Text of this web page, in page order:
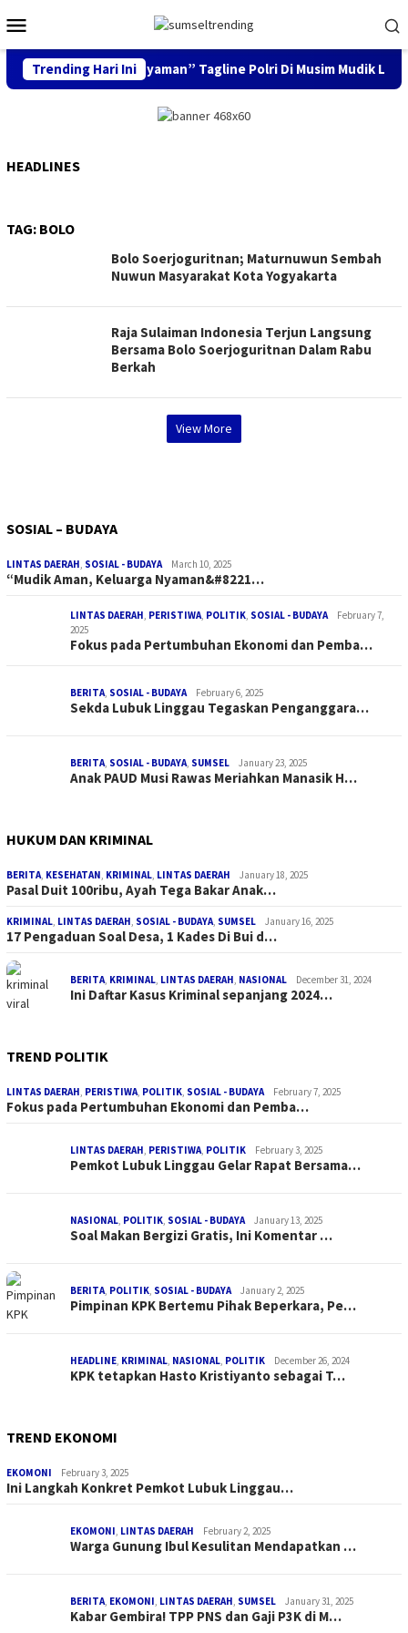
to
contentMenu
Trending Hari Ini
Aman, Keluarga Nyaman” Tagline Polri Di Musim Mudik
HEADLINES
TAG: BOLO
Bolo Soerjoguritnan; Maturnuwun Sembah
Nuwun Masyarakat Kota Yogyakarta
Raja Sulaiman Indonesia Terjun Langsung
Bersama Bolo Soerjoguritnan Dalam Rabu
Berkah
View More
SOSIAL – BUDAYA
LINTAS DAERAH, SOSIAL - BUDAYA March 10, 2025
“Mudik Aman, Keluarga Nyaman&#8221…
LINTAS DAERAH, PERISTIWA, POLITIK, SOSIAL - BUDAYA
February 7,
2025
Fokus pada Pertumbuhan Ekonomi dan Pemba…
BERITA, SOSIAL - BUDAYA February 6, 2025
Sekda Lubuk Linggau Tegaskan Penganggara…
BERITA, SOSIAL - BUDAYA, SUMSEL January 23, 2025
Anak PAUD Musi Rawas Meriahkan Manasik H…
HUKUM DAN KRIMINAL
BERITA, KESEHATAN, KRIMINAL, LINTAS DAERAH January 18, 2025
Pasal Duit 100ribu, Ayah Tega Bakar Anak…
KRIMINAL, LINTAS DAERAH, SOSIAL - BUDAYA, SUMSEL January 16, 2025
17 Pengaduan Soal Desa, 1 Kades Di Bui d…
BERITA, KRIMINAL, LINTAS DAERAH, NASIONAL December 31, 2024
Ini Daftar Kasus Kriminal sepanjang 2024…
TREND POLITIK
LINTAS DAERAH, PERISTIWA, POLITIK, SOSIAL - BUDAYA February 7, 2025
Fokus pada Pertumbuhan Ekonomi dan Pemba…
LINTAS DAERAH, PERISTIWA, POLITIK February 3, 2025
Pemkot Lubuk Linggau Gelar Rapat Bersama…
NASIONAL, POLITIK, SOSIAL - BUDAYA January 13, 2025
Soal Makan Bergizi Gratis, Ini Komentar …
BERITA, POLITIK, SOSIAL - BUDAYA January 2, 2025
Pimpinan KPK Bertemu Pihak Beperkara, Pe…
HEADLINE, KRIMINAL, NASIONAL, POLITIK December 26, 2024
KPK tetapkan Hasto Kristiyanto sebagai T…
TREND EKONOMI
EKOMONI February 3, 2025
Ini Langkah Konkret Pemkot Lubuk Linggau…
EKOMONI, LINTAS DAERAH February 2, 2025
Warga Gunung Ibul Kesulitan Mendapatkan …
BERITA, EKOMONI, LINTAS DAERAH, SUMSEL January 31, 2025
Kabar Gembira! TPP PNS dan Gaji P3K di M…